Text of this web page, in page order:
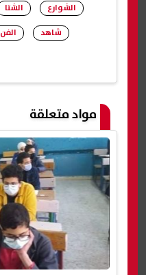
الشوارع
الشتا
شاهد
الفن
مواد متعلقة